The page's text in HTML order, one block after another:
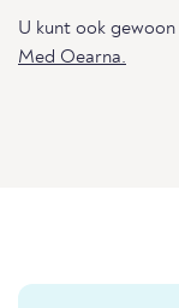
U kunt ook gewoon
Med Oearna.